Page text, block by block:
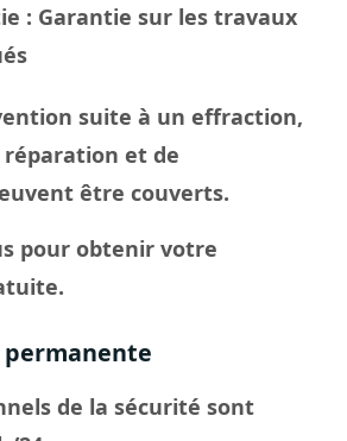
: Garantie sur les travaux
suite à un effraction,
et de
être couverts.
pour obtenir votre
de la sécurité sont